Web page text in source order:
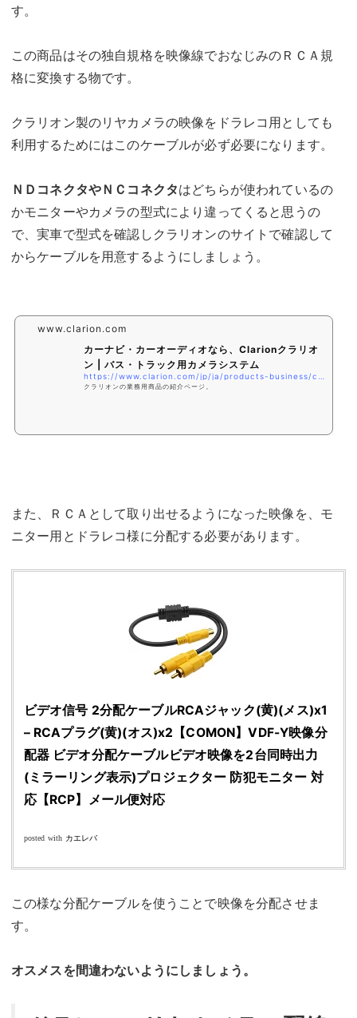
す。
この商品はその独自規格を映像線でおなじみのＲＣＡ規
格に変換する物です。
クラリオン製のリヤカメラの映像をドラレコ用としても
利用するためにはこのケーブルが必ず必要になります。
ＮＤコネクタやＮＣコネクタはどちらが使われているの
かモニターやカメラの型式により違ってくると思うの
で、実車で型式を確認しクラリオンのサイトで確認して
からケーブルを用意するようにしましょう。
www.clarion.com
カーナビ・カーオーディオなら、Clarionクラリオ
ン | バス・トラック用カメラシステム
クラリオンの業務用商品の紹介ページ。
また、ＲＣＡとして取り出せるようになった映像を、モ
ニター用とドラレコ様に分配する必要があります。
ビデオ信号 2分配ケーブルRCAジャック(黄)(メス)x1
– RCAプラグ(黄)(オス)x2【COMON】VDF-Y映像分
配器 ビデオ分配ケーブルビデオ映像を2台同時出力
(ミラーリング表示)プロジェクター 防犯モニター 対
応【RCP】メール便対応
posted with カエレバ
この様な分配ケーブルを使うことで映像を分配させま
す。
オスメスを間違わないようにしましょう。